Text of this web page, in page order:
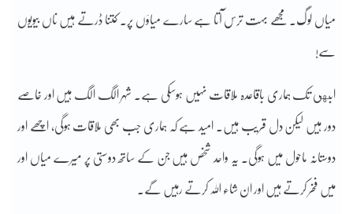
میاں لوگ۔ مجھے بہت ترس آتا ہے سارے میاؤں پر۔ کتنا ڈرتے ہیں ناں بیویوں
سے!
ابهی تک ہماری باقاعدہ ملاقات نہیں ہوسکی ہے۔ شہر الگ الگ ہیں اور خاصے
دور ہیں لیکن دل قریب ہیں۔ امید ہے کہ ہماری جب بھی ملاقات ہوگی، اچھے اور
دوستانہ ماحول میں ہوگی۔ یہ واحد شخص ہیں جن کے ساتھ دوستی پر میرے میاں اور
میں فخر کرتے ہیں اور ان شاء اللہ کرتے رہیں گے۔